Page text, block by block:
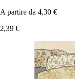
A partire da 4,30 €
2,39 €